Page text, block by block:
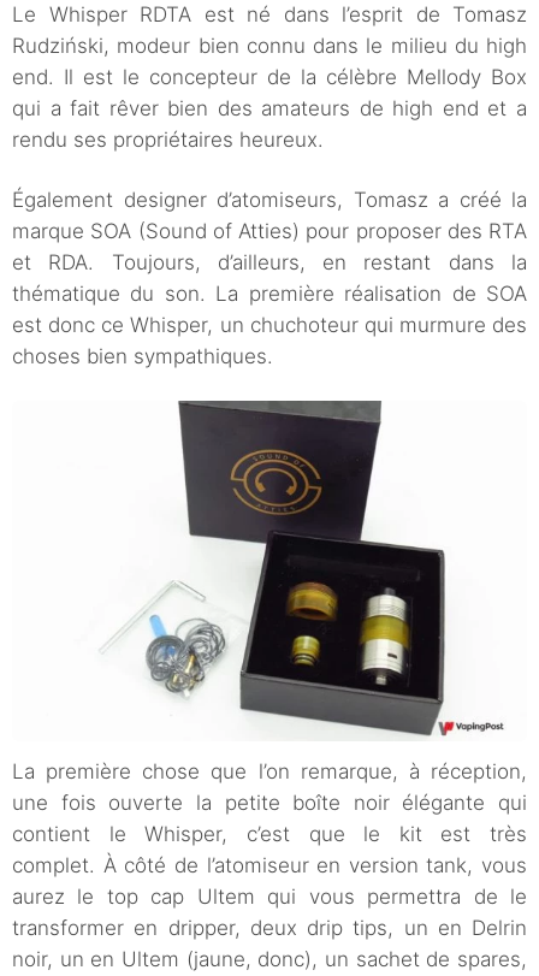
Le Whisper RDTA est né dans l’esprit de Tomasz
Rudziński, modeur bien connu dans le milieu du high
end. Il est le concepteur de la célèbre Mellody Box
qui a fait rêver bien des amateurs de high end et a
rendu ses propriétaires heureux.
Également designer d’atomiseurs, Tomasz a créé la
marque SOA (Sound of Atties) pour proposer des RTA
et RDA. Toujours, d’ailleurs, en restant dans la
thématique du son. La première réalisation de SOA
est donc ce Whisper, un chuchoteur qui murmure des
choses bien sympathiques.
La première chose que l’on remarque, à réception,
une fois ouverte la petite boîte noir élégante qui
contient le Whisper, c’est que le kit est très
complet. À côté de l’atomiseur en version tank, vous
aurez le top cap Ultem qui vous permettra de le
transformer en dripper, deux drip tips, un en Delrin
noir, un en Ultem (jaune, donc), un sachet de spares,